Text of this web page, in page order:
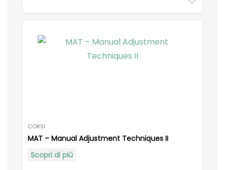
CORSI
MAT – Manual Adjustment Techniques II
Scopri di più